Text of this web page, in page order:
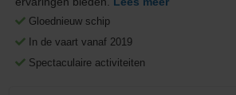
Gloednieuw schip
In de vaart vanaf 2019
Spectaculaire activiteiten